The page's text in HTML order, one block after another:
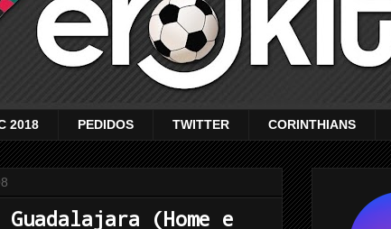
2018 PEDIDOS TWITTER CORINTHIANS
(Home e